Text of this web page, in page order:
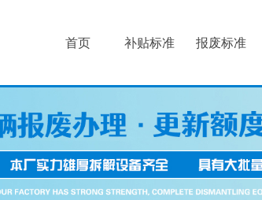
首页 补贴标准 报废标准